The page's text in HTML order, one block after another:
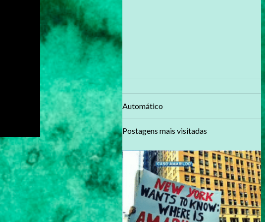
Automático
Postagens mais visitadas